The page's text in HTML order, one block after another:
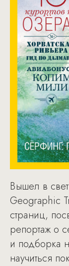
Вышел в
Geographic
страниц,
репортаж о
и подборка
научиться